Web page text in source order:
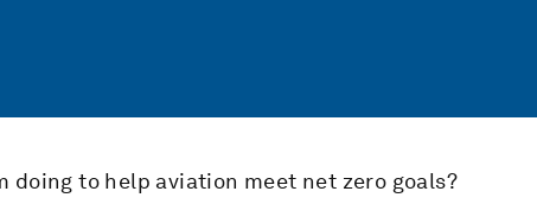
doing to help aviation meet net zero goals?